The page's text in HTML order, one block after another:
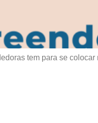
tem para se